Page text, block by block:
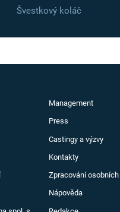
Švestkový koláč
Management
Press
Castingy a výzvy
Kontakty
Zpracování
Nápověda